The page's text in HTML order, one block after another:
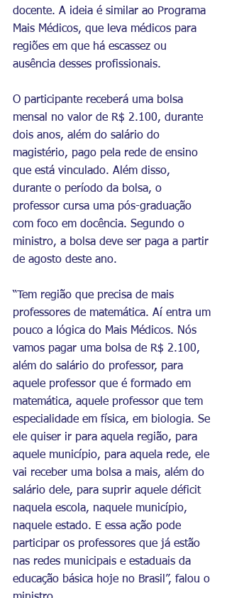
docente. A ideia é similar ao Programa
Mais Médicos, que leva médicos para
regiões em que há escassez ou
ausência desses profissionais.
O participante receberá uma bolsa
mensal no valor de R$ 2.100, durante
dois anos, além do salário do
magistério, pago pela rede de ensino
que está vinculado. Além disso,
durante o período da bolsa, o
professor cursa uma pós-graduação
com foco em docência. Segundo o
ministro, a bolsa deve ser paga a partir
de agosto deste ano.
“Tem região que precisa de mais
professores de matemática. Aí entra um
pouco a lógica do Mais Médicos. Nós
vamos pagar uma bolsa de R$ 2.100,
além do salário do professor, para
aquele professor que é formado em
matemática, aquele professor que tem
especialidade em física, em biologia. Se
ele quiser ir para aquela região, para
aquele município, para aquela rede, ele
vai receber uma bolsa a mais, além do
salário dele, para suprir aquele déficit
naquela escola, naquele município,
naquele estado. E essa ação pode
participar os professores que já estão
nas redes municipais e estaduais da
educação básica hoje no Brasil”, falou o